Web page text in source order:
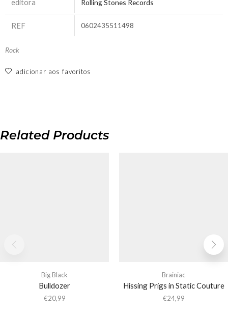
editora Rolling Stones Records
REF 0602435511498
Rock
adicionar aos favoritos
Related Products
Big Black
Bulldozer
€20,99
Brainiac
Hissing Prigs in Static Couture
€24,99